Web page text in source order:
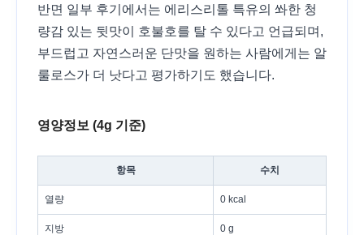
반면 일부 후기에서는 에리스리톨 특유의 쏴한 청
량감 있는 뒷맛이 호불호를 탈 수 있다고 언급되며,
부드럽고 자연스러운 단맛을 원하는 사람에게는 알
룰로스가 더 낫다고 평가하기도 했습니다.
영양정보 (4g 기준)
항목 수치
열량 0 kcal
지방 0 g